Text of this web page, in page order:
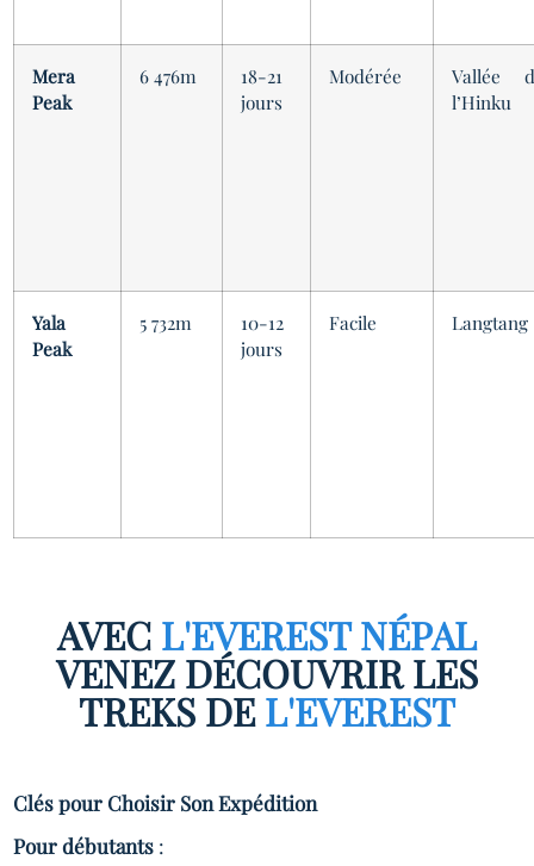
Mera
Peak
6 476m
18-21
jours
Modérée
Vallée
l’Hinku
Yala
Peak
5 732m
10-12
jours
Facile Langtang
AVEC L'EVEREST NÉPAL
VENEZ DÉCOUVRIR LES
TREKS DEL'EVEREST
Clés pour Choisir Son Expédition
Pour débutants :